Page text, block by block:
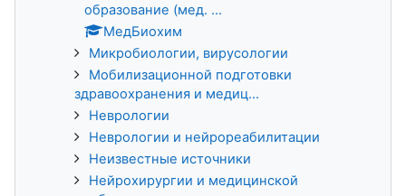
образование (мед. ...
МедБиохим
Микробиологии, вирусологии
Мобилизационной подготовки
здравоохранения и медиц...
Неврологии
Неврологии и нейрореабилитации
Неизвестные источники
Нейрохирургии и медицинской